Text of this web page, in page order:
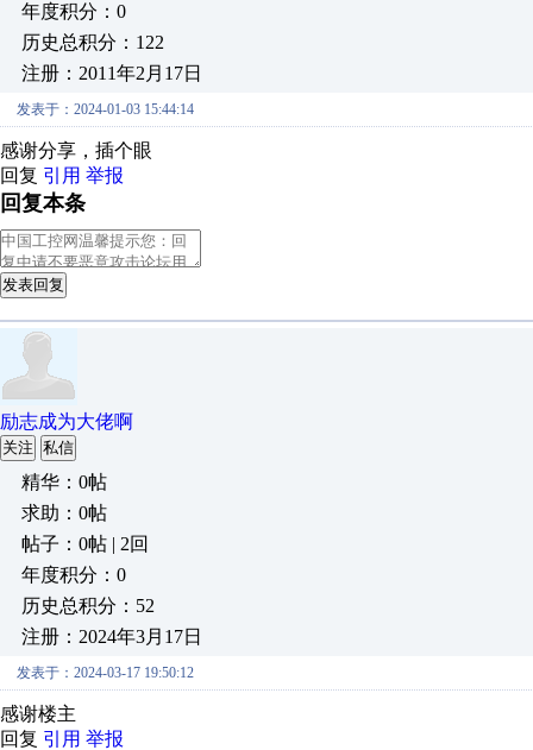
年度积分：0
历史总积分：122
注册：2011年2月17日
发表于：2024-01-03 15:44:14
感谢分享，插个眼
回复 引用 举报
回复本条
发表回复
励志成为大佬啊
关注 私信
精华：0帖
求助：0帖
帖子：0帖 | 2回
年度积分：0
历史总积分：52
注册：2024年3月17日
发表于：2024-03-17 19:50:12
感谢楼主
回复 引用 举报